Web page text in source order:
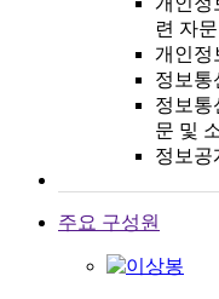
련 자문
개인정
정보통
정보통
문 및
정보공
주요 구성원